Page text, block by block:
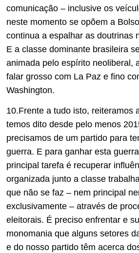
comunicação – inclusive os
neste momento se opõem a
continua a espalhar as doutrinas
E a classe dominante brasileira
animada pelo espírito neoliberal,
falar grosso com La Paz e fino
Washington.
10.Frente a tudo isto, reiteramos
temos dito desde pelo menos
precisamos de um partido para
guerra. E para ganhar esta
principal tarefa é recuperar
organizada junto a classe
que não se faz – nem principal
exclusivamente – através de
eleitorais. É preciso enfrentar e
monomania que alguns setores
e do nosso partido têm acerca